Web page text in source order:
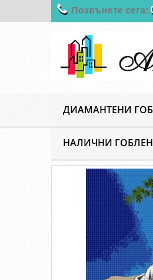
Позвънете сега:
ДИАМАНТЕНИ
НАЛИЧНИ
ArtIvet Гоблени за